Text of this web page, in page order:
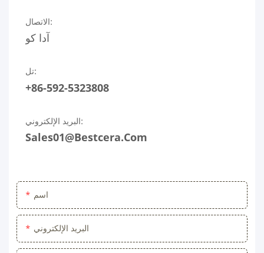
الاتصال:
آدا كو
تل:
+86-592-5323808
البريد الإلكتروني:
Sales01@bestcera.com
اسم
البريد الإلكتروني